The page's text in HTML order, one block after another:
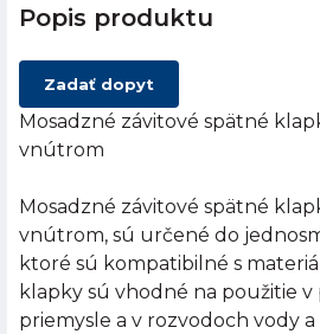
Popis produktu
Zadať dopyt
Mosadzné závitové spätné
vnútrom
Mosadzné závitové spätné
vnútrom, sú určené do
ktoré sú kompatibilné s
klapky sú vhodné na použitie
priemysle a v rozvodoch vody